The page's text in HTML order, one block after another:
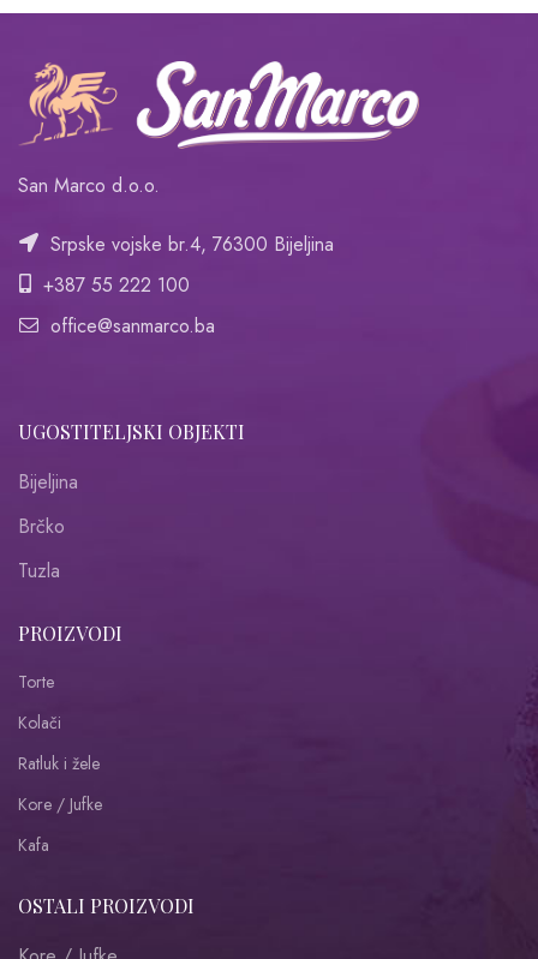
San Marco d.o.o.
Srpske vojske br.4, 76300 Bijeljina
+387 55 222 100
office@sanmarco.ba
UGOSTITELJSKI OBJEKTI
Bijeljina
Brčko
Tuzla
PROIZVODI
Torte
Kolači
Ratluk i žele
Kore / Jufke
Kafa
OSTALI PROIZVODI